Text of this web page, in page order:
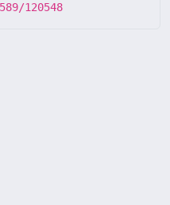
120548